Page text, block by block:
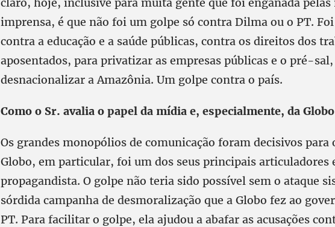
imprensa, é que não foi um golpe só contra Dilma ou o PT.
contra a educação e a saúde públicas, contra os direitos dos
aposentados, para privatizar as empresas públicas e o pré-
desnacionalizar a Amazônia. Um golpe contra o país.
Como o Sr. avalia o papel da mídia e, especialmente, da
Os grandes monopólios de comunicação foram decisivos para
Globo, em particular, foi um dos seus principais articuladores
propagandista. O golpe não teria sido possível sem o ataque
sórdida campanha de desmoralização que a Globo fez ao
PT. Para facilitar o golpe, ela ajudou a abafar as acusações